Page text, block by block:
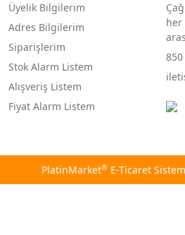
Üyelik Bilgilerim
Adres Bilgilerim
Siparişlerim
Stok Alarm Listem
Alışveriş Listem
Fiyat Alarm Listem
her
PlatinMarket®E-Ticaret